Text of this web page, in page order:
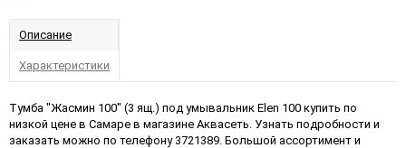
Описание
Характеристики
Тумба "Жасмин 100" (3 ящ.) под умывальник Elen 100 купить по
низкой цене в Самаре в магазине Аквасеть. Узнать подробности и
заказать можно по телефону 3721389. Большой ассортимент и